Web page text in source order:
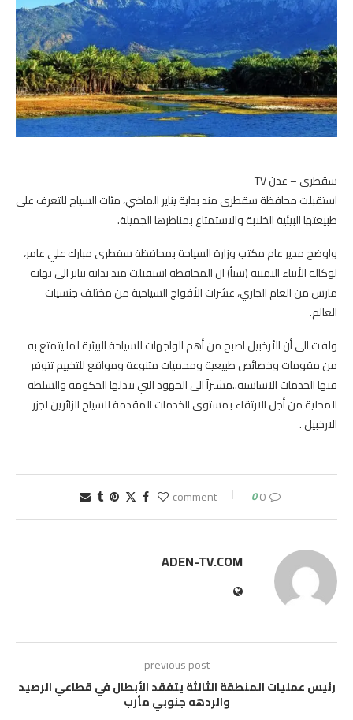
سقطرى – عدن TV
استقبلت محافظة سقطرى مند بداية يناير الماضي، مئات السياح للتعرف على
طبيعتها البيئية الخلابة والاستمتاع بمناظرها الجميلة.
واوضح مدير عام مكتب وزارة السياحة بمحافظة سقطرى مبارك علي عامر،
لوكالة الأنباء اليمنية (سبأ) ان المحافظة استقبلت مند بداية يناير الى نهاية
مارس من العام الجاري، عشرات الأفواج السياحية من مختلف جنسيات
العالم.
ولفت الى أن الأرخبيل اصبح من أهم الواجهات للسياحة البيئية لما يتمتع به
من مقومات وخصائص طبيعية ومحميات متنوعة ومواقع للتخييم تتوفر
فيها الخدمات الاساسية..مشيراً الى الجهود التي تبذلها الحكومة والسلطة
المحلية من أجل الارتقاء بمستوى الخدمات المقدمة للسياح الزائرين لجزر
الارخبيل .
0 comment
0
ADEN-TV.COM
previous post
رئيس عمليات المنطقة الثالثة يتفقد الأبطال في قطاعي الرصيد
والردهه جنوبي مأرب